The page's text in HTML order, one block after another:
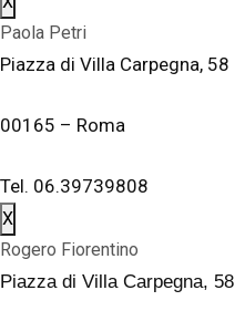
Paola Petri
Piazza di Villa Carpegna, 58
00165 – Roma
Tel. 06.39739808
X
Rogero Fiorentino
Piazza di Villa Carpegna, 58